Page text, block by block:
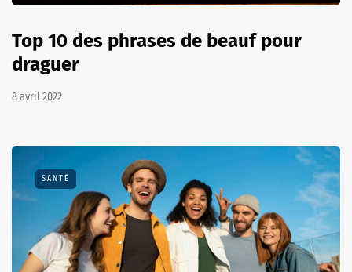
Top 10 des phrases de beauf pour
draguer
8 avril 2022
SANTÉ